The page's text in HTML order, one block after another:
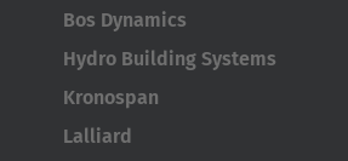
Bos Dynamics
Hydro Building Systems
Kronospan
Lalliard